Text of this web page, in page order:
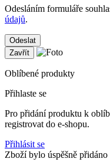
Odesláním formuláře
údajů.
Odeslat
Zavřít
Oblíbené produkty
Přihlaste se
Pro přidání produktu k
registrovat do e-shopu.
Přihlásit se
Zboží bylo úspěšně